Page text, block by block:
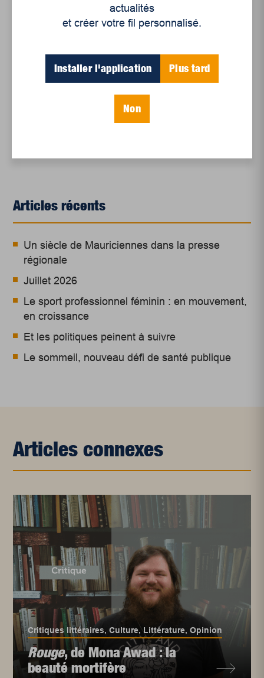
par Isabelle Ayotte – La Gazette de la Mauricie
Articles récents
Un siècle de Mauriciennes dans la presse
régionale
Juillet 2026
Le sport professionnel féminin : en mouvement,
en croissance
Et les politiques peinent à suivre
Le sommeil, nouveau défi de santé publique
Articles connexes
Critiques littéraires,Culture,Littérature,Opinion
Rouge, de Mona Awad : la
beauté mortifère
actualités
et créer votre fil personnalisé.
Installer l'application Plus tard
Non